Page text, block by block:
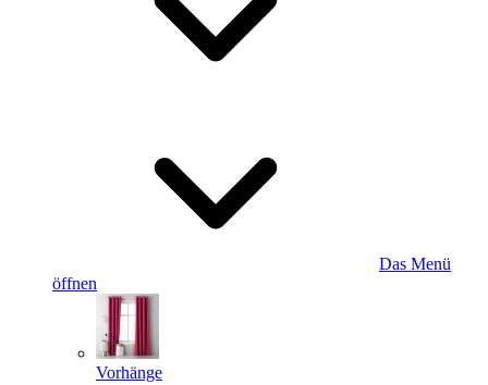
Das Menü
öffnen
Vorhänge